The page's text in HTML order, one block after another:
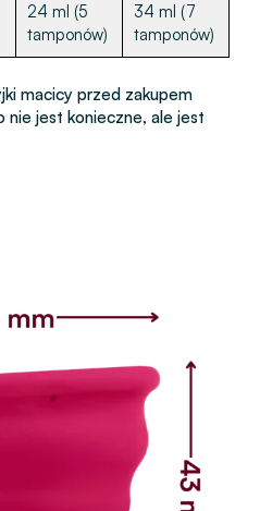
24 ml (5
tamponów)
34 ml (7
tamponów)
macicy przed zakupem
nie jest konieczne, ale jest